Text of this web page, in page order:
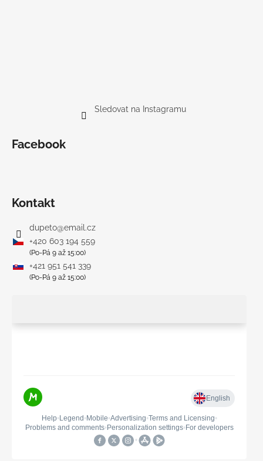
Sledovat na Instagramu
Facebook
Kontakt
dupeto@email.cz
+420 603 194 559
(Po-Pá 9 až 15:00)
+421 951 541 339
(Po-Pá 9 až 15:00)